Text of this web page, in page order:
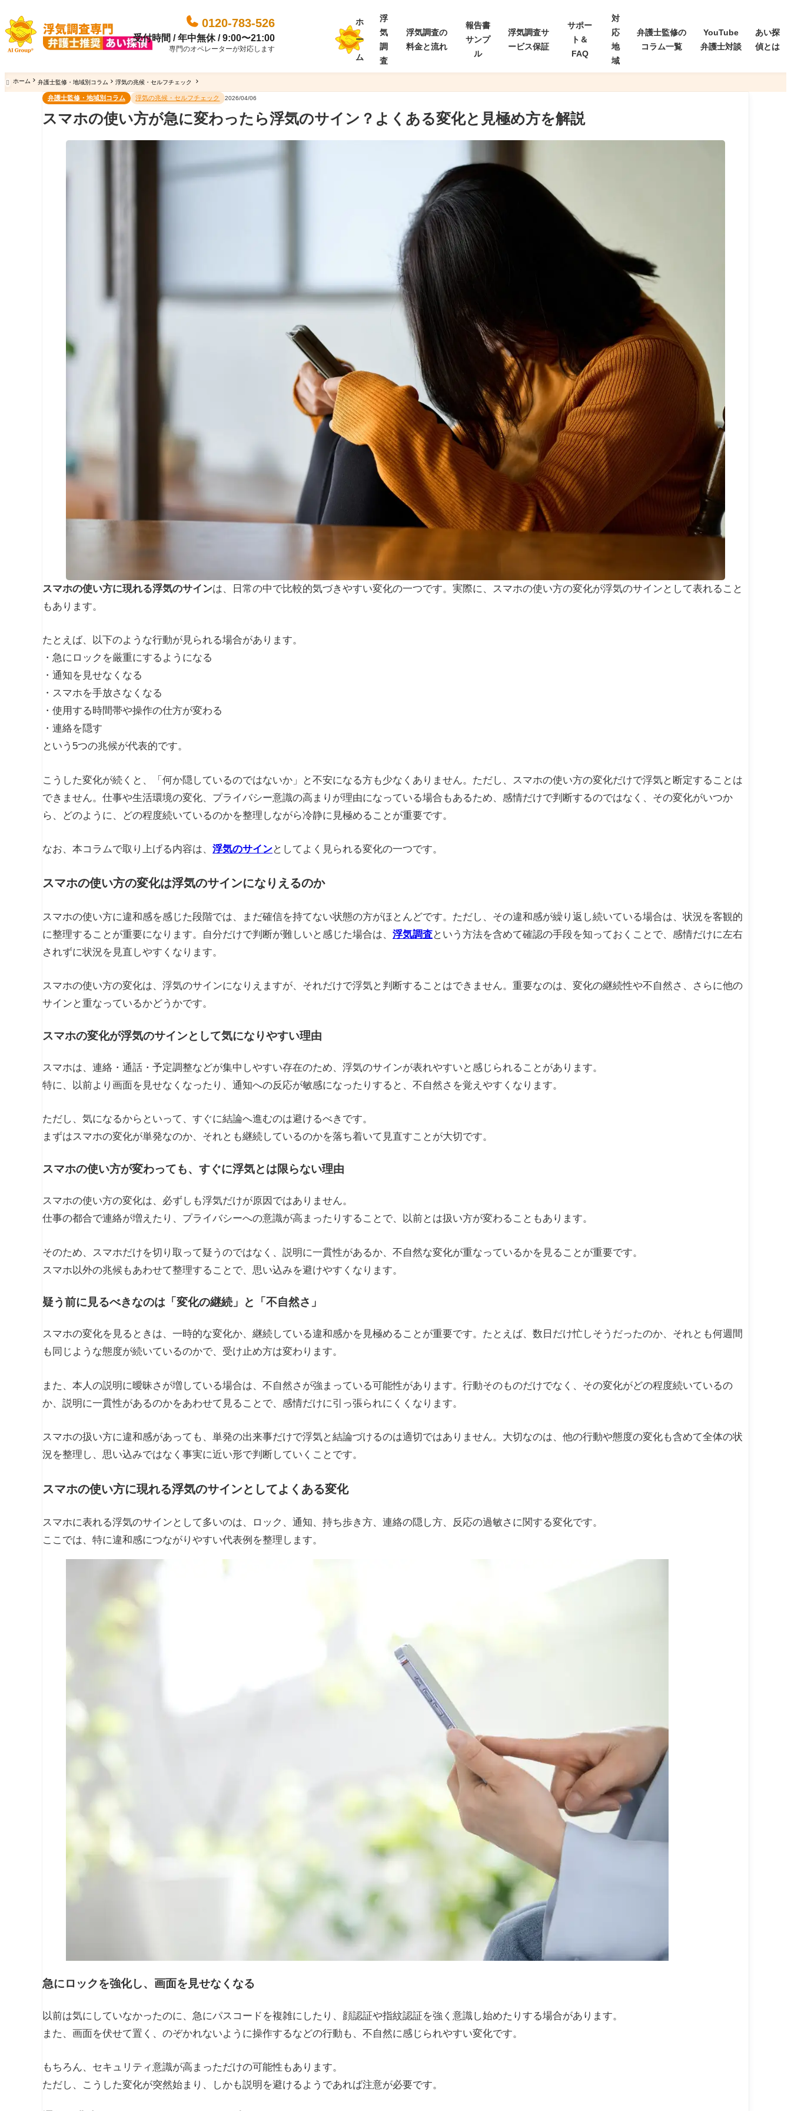
0120-783-526
受付時間 / 年中無休 / 9:00〜21:00
専門のオペレーターが対応します
ホ
ー
ム
浮
気
調
査
浮気調査の
料金と流れ
報告書
サンプ
ル
浮気調査サ
ービス保証
サポー
ト＆
FAQ
対
応
地
域
弁護士監修の
コラム一覧
YouTube
弁護士対談
あい探
偵とは
 ホーム 弁護士監修・地域別コラム 浮気の兆候・セルフチェック
弁護士監修・地域別コラム 浮気の兆候・セルフチェック 2026/04/06
スマホの使い方が急に変わったら浮気のサイン？よくある変化と見極め方を解説
スマホの使い方に現れる浮気のサインは、日常の中で比較的気づきやすい変化の一つです。実際に、スマホの使い方の変化が浮気のサインとして表れること
もあります。
たとえば、以下のような行動が見られる場合があります。
・急にロックを厳重にするようになる
・通知を見せなくなる
・スマホを手放さなくなる
・使用する時間帯や操作の仕方が変わる
・連絡を隠す
という5つの兆候が代表的です。
こうした変化が続くと、「何か隠しているのではないか」と不安になる方も少なくありません。ただし、スマホの使い方の変化だけで浮気と断定することは
できません。仕事や生活環境の変化、プライバシー意識の高まりが理由になっている場合もあるため、感情だけで判断するのではなく、その変化がいつか
ら、どのように、どの程度続いているのかを整理しながら冷静に見極めることが重要です。
なお、本コラムで取り上げる内容は、 浮気のサインとしてよく見られる変化の一つです。
スマホの使い方の変化は浮気のサインになりえるのか
スマホの使い方に違和感を感じた段階では、まだ確信を持てない状態の方がほとんどです。ただし、その違和感が繰り返し続いている場合は、状況を客観的
に整理することが重要になります。自分だけで判断が難しいと感じた場合は、 浮気調査という方法を含めて確認の手段を知っておくことで、感情だけに左右
されずに状況を見直しやすくなります。
スマホの使い方の変化は、浮気のサインになりえますが、それだけで浮気と判断することはできません。重要なのは、変化の継続性や不自然さ、さらに他の
サインと重なっているかどうかです。
スマホの変化が浮気のサインとして気になりやすい理由
スマホは、連絡・通話・予定調整などが集中しやすい存在のため、浮気のサインが表れやすいと感じられることがあります。
特に、以前より画面を見せなくなったり、通知への反応が敏感になったりすると、不自然さを覚えやすくなります。
ただし、気になるからといって、すぐに結論へ進むのは避けるべきです。
まずはスマホの変化が単発なのか、それとも継続しているのかを落ち着いて見直すことが大切です。
スマホの使い方が変わっても、すぐに浮気とは限らない理由
スマホの使い方の変化は、必ずしも浮気だけが原因ではありません。
仕事の都合で連絡が増えたり、プライバシーへの意識が高まったりすることで、以前とは扱い方が変わることもあります。
そのため、スマホだけを切り取って疑うのではなく、説明に一貫性があるか、不自然な変化が重なっているかを見ることが重要です。
スマホ以外の兆候もあわせて整理することで、思い込みを避けやすくなります。
疑う前に見るべきなのは「変化の継続」と「不自然さ」
スマホの変化を見るときは、一時的な変化か、継続している違和感かを見極めることが重要です。たとえば、数日だけ忙しそうだったのか、それとも何週間
も同じような態度が続いているのかで、受け止め方は変わります。
また、本人の説明に曖昧さが増している場合は、不自然さが強まっている可能性があります。行動そのものだけでなく、その変化がどの程度続いているの
か、説明に一貫性があるのかをあわせて見ることで、感情だけに引っ張られにくくなります。
スマホの扱い方に違和感があっても、単発の出来事だけで浮気と結論づけるのは適切ではありません。大切なのは、他の行動や態度の変化も含めて全体の状
況を整理し、思い込みではなく事実に近い形で判断していくことです。
スマホの使い方に現れる浮気のサインとしてよくある変化
スマホに表れる浮気のサインとして多いのは、ロック、通知、持ち歩き方、連絡の隠し方、反応の過敏さに関する変化です。
ここでは、特に違和感につながりやすい代表例を整理します。
急にロックを強化し、画面を見せなくなる
以前は気にしていなかったのに、急にパスコードを複雑にしたり、顔認証や指紋認証を強く意識し始めたりする場合があります。
また、画面を伏せて置く、のぞかれないように操作するなどの行動も、不自然に感じられやすい変化です。
もちろん、セキュリティ意識が高まっただけの可能性もあります。
ただし、こうした変化が突然始まり、しかも説明を避けるようであれば注意が必要です。